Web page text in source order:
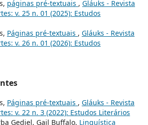
páginas pré-textuais , Gláuks - Revista
v. 25 n. 01 (2025): Estudos
Páginas pré-textuais , Gláuks - Revista
v. 26 n. 01 (2026): Estudos
Páginas pré-textuais , Gláuks - Revista
v. 22 n. 3 (2022): Estudos Literários
Gediel, Gail Buffalo, Linguística